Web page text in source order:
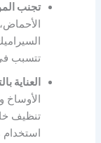
تجنب
تتسبب
العناية
الأوساخ
تنظيف
استخدام